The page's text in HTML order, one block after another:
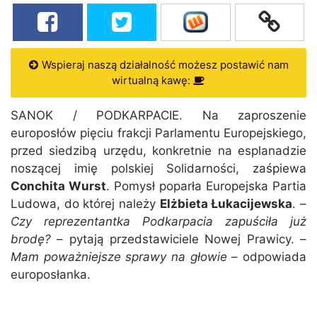
Wspieraj naszą działalność możesz postawić nam
wirtualną kawę:
SANOK / PODKARPACIE. Na zaproszenie
europosłów pięciu frakcji Parlamentu Europejskiego,
przed siedzibą urzędu, konkretnie na esplanadzie
noszącej imię polskiej Solidarności, zaśpiewa
Conchita Wurst. Pomysł poparła Europejska Partia
Ludowa, do której należy Elżbieta Łukacijewska. –
Czy reprezentantka Podkarpacia zapuściła już
brodę? – pytają przedstawiciele Nowej Prawicy. –
Mam poważniejsze sprawy na głowie – odpowiada
europosłanka.